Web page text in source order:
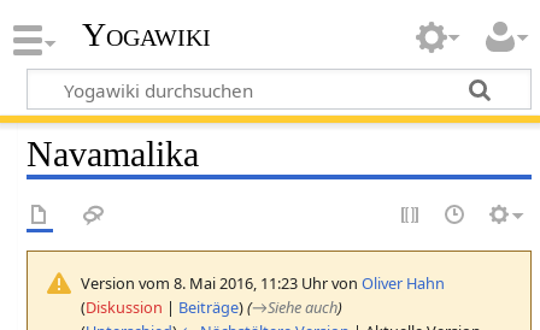
Yogawiki
Navamalika
Version vom 8. Mai 2016, 11:23 Uhr vonOliver Hahn
(Diskussion | Beiträge)(→Siehe auch)